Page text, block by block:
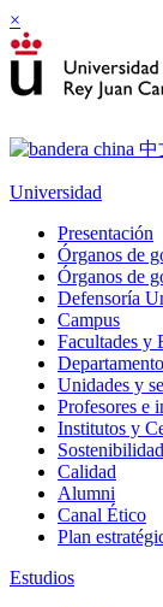
×
Universidad
Presentación
Órganos de
Órganos de
Defensoría
Campus
Facultades y
Unidades y
Profesores e
Institutos y
Sostenibilidad
Calidad
Alumni
Canal Ético
Plan
Estudios